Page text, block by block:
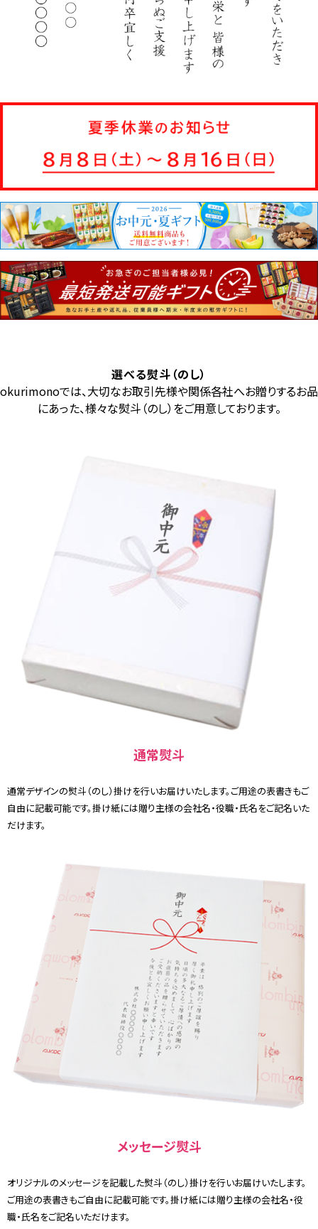
選べる熨斗（のし）
okurimonoでは、大切なお取引先様や関係各社へお贈りするお品
にあった、様々な熨斗（のし）をご用意しております。
通常熨斗
通常デザインの熨斗（のし）掛けを行いお届けいたします。ご用途の表書きもご
自由に記載可能です。掛け紙には贈り主様の会社名・役職・氏名をご記名いた
だけます。
メッセージ熨斗
オリジナルのメッセージを記載した熨斗（のし）掛けを行いお届けいたします。
ご用途の表書きもご自由に記載可能です。掛け紙には贈り主様の会社名・役
職・氏名をご記名いただけます。